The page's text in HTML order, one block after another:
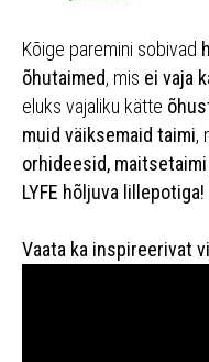
Kõige paremini sobivad
õhutaimed, mis ei vaja
eluks vajaliku kätte
muid väiksemaid taimi,
orhideesid, maitsetaimi
LYFE hõljuva lillepotiga!
Vaata ka inspireerivat